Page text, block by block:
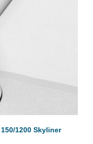
1200 Skyliner